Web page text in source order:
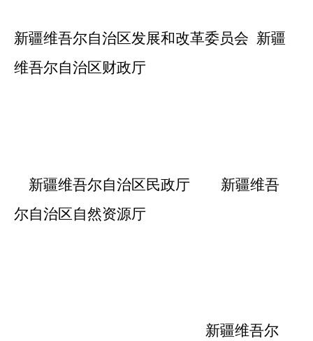
新疆维吾尔自治区发展和改革委员会 新疆
维吾尔自治区财政厅
新疆维吾尔自治区民政厅
新疆维吾
尔自治区自然资源厅
新疆维吾尔